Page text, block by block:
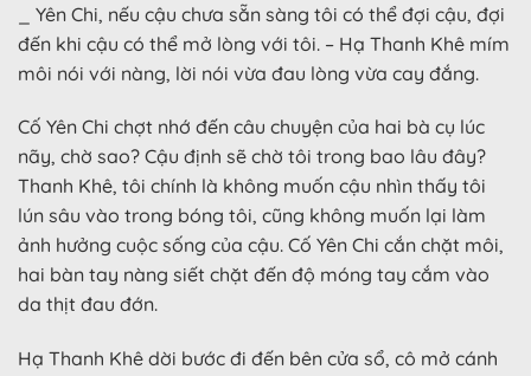
_ Yên Chi, nếu cậu chưa sẵn sàng tôi có thể đợi cậu, đợi
đến khi cậu có thể mở lòng với tôi. – Hạ Thanh Khê mím
môi nói với nàng, lời nói vừa đau lòng vừa cay đắng.
Cố Yên Chi chợt nhớ đến câu chuyện của hai bà cụ lúc
nãy, chờ sao? Cậu định sẽ chờ tôi trong bao lâu đây?
Thanh Khê, tôi chính là không muốn cậu nhìn thấy tôi
lún sâu vào trong bóng tôi, cũng không muốn lại làm
ảnh hưởng cuộc sống của cậu. Cố Yên Chi cắn chặt môi,
hai bàn tay nàng siết chặt đến độ móng tay cắm vào
da thịt đau đớn.
Hạ Thanh Khê dời bước đi đến bên cửa sổ, cô mở cánh